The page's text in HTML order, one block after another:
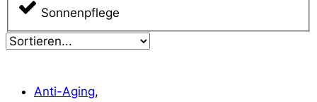
Sonnenpflege
Anti-Aging,